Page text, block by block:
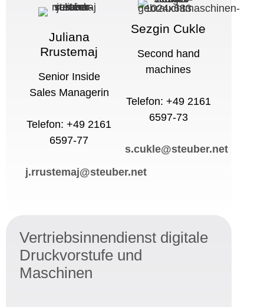
Juliana
Rrustemaj
Senior Inside
Sales Managerin
Telefon: +49 2161
6597-77
j.rrustemaj@steuber.net
Sezgin Cukle
Second hand
machines
Telefon: +49 2161
6597-73
s.cukle@steuber.net
Vertriebsinnendienst digitale
Druckvorstufe und
Maschinen​